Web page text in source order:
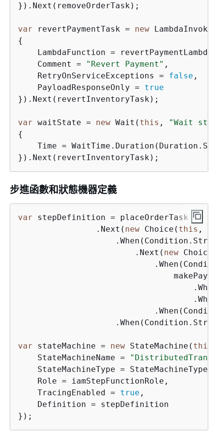
}).Next(removeOrderTask);
var revertPaymentTask = new LambdaInvoke(
{
    LambdaFunction = revertPaymentLambda,
    Comment =
"Revert Payment" ,
    RetryOnServiceExceptions =
false ,
    PayloadResponseOnly =
true
}).Next(revertInventoryTask);
var waitState = new Wait( this ,
"Wait
{
Time =
步進函數和狀態機器定義
var stepDefinition = placeOrderTask
                .Next(
new Choice( this ,
                        .Next(
new Choice(
var stateMachine = new StateMachine( this
    StateMachineName =
StateMachineType =
    Role = iamStepFunctionRole,
    TracingEnabled =
true ,
    Definition = stepDefinition
});